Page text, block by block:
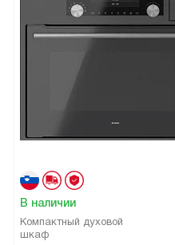
В наличии
Компактный духовой
шкаф